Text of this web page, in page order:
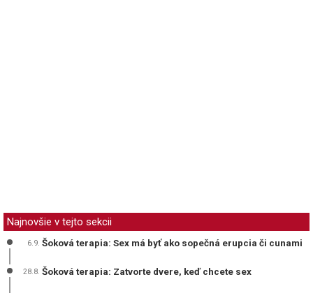
Najnovšie v tejto sekcii
6.9. Šoková terapia: Sex má byť ako sopečná erupcia či cunami
28.8. Šoková terapia: Zatvorte dvere, keď chcete sex